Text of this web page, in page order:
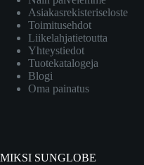
Asiakasrekisteriseloste
Toimitusehdot
Liikelahjatietoutta
Yhteystiedot
Tuotekatalogeja
Blogi
Oma painatus
MIKSI SUNGLOBE